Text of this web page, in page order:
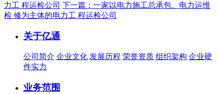
力工 程运检公司 下一篇：一家以电力施工总承包、电力运维
检 修为主体的电力工 程运检公司
关于亿通
公司简介 企业文化 发展历程 荣誉资质 组织架构 企业硬
件实力
业务范围